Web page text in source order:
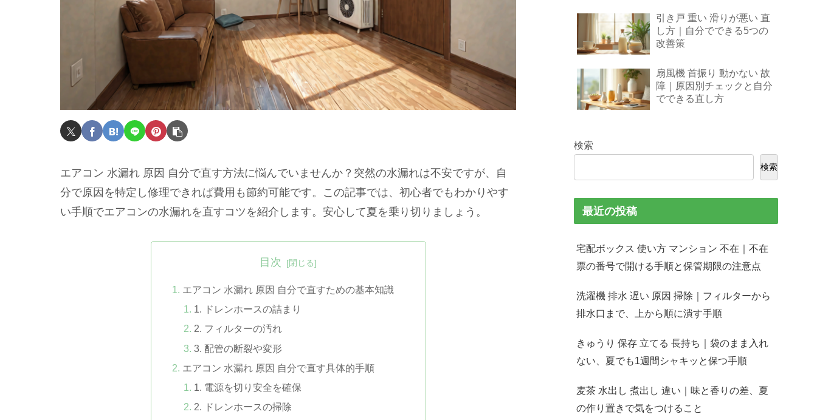
エアコン 水漏れ 原因 自分で直す方法に悩んでいませんか？突然の水漏れは不安ですが、自
分で原因を特定し修理できれば費用も節約可能です。この記事では、初心者でもわかりやす
い手順でエアコンの水漏れを直すコツを紹介します。安心して夏を乗り切りましょう。
目次
エアコン 水漏れ 原因 自分で直すための基本知識
1. ドレンホースの詰まり
2. フィルターの汚れ
3. 配管の断裂や変形
エアコン 水漏れ 原因 自分で直す具体的手順
1. 電源を切り安全を確保
2. ドレンホースの掃除
引き戸 重い 滑りが悪い 直
し方｜自分でできる5つの
改善策
扇風機 首振り 動かない 故
障｜原因別チェックと自分
でできる直し方
検索
検索
最近の投稿
宅配ボックス 使い方 マンション 不在｜不在
票の番号で開ける手順と保管期限の注意点
洗濯機 排水 遅い 原因 掃除｜フィルターから
排水口まで、上から順に潰す手順
きゅうり 保存 立てる 長持ち｜袋のまま入れ
ない、夏でも1週間シャキッと保つ手順
麦茶 水出し 煮出し 違い｜味と香りの差、夏
の作り置きで気をつけること